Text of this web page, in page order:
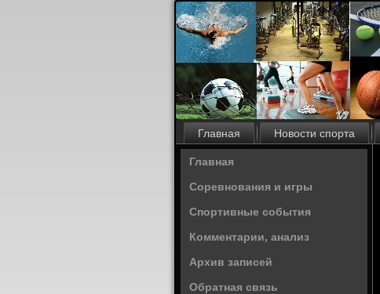
Главная Новости спорта
Главная
Соревнования и игры
Спортивные события
Комментарии, анализ
Архив записей
Обратная связь